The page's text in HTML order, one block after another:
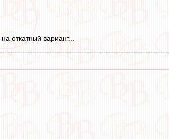
откатный вариант...